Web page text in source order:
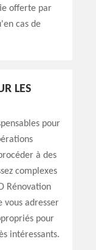
offerte par
cas de
LES
pour
à des
complexes
Rénovation
vous adresser
pour
intéressants.